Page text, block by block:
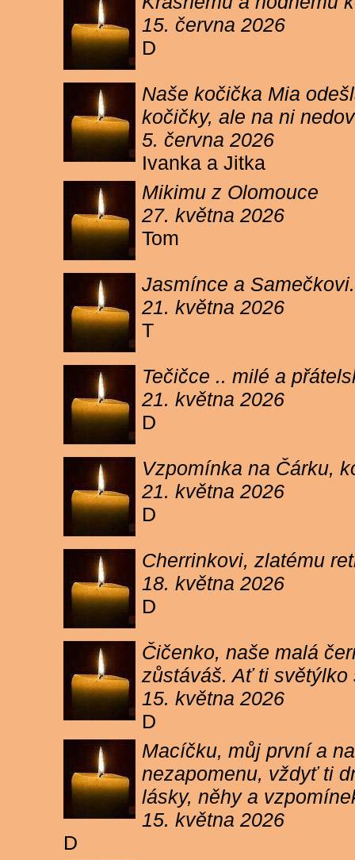
15. června 2026
D
Naše kočička Mia
kočičky, ale na ni
5. června 2026
Ivanka a Jitka
Mikimu z Olomouce
27. května 2026
Tom
Jasmínce a
21. května 2026
T
Tečičce .. milé a
21. května 2026
D
Vzpomínka na Čárku,
21. května 2026
D
Cherrinkovi, zlatému
18. května 2026
D
Čičenko, naše malá
zůstáváš. Ať ti
15. května 2026
D
Macíčku, můj první a
nezapomenu, vždyť ti
lásky, něhy a
15. května 2026
D